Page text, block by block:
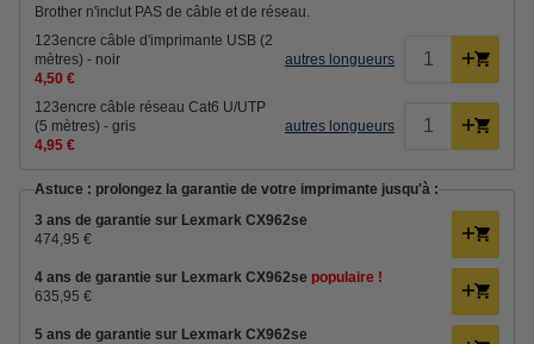
Brother n'inclut PAS de câble et de réseau.
123encre câble d'imprimante USB (2
mètres) - noir
4,50 €
autres longueurs
123encre câble réseau Cat6 U/UTP
(5 mètres) - gris
4,95 €
autres longueurs
Astuce : prolongez la garantie de votre imprimante jusqu'à :
3 ans de garantie sur Lexmark CX962se
474,95 €
4 ans de garantie sur Lexmark CX962se populaire !
635,95 €
5 ans de garantie sur Lexmark CX962se